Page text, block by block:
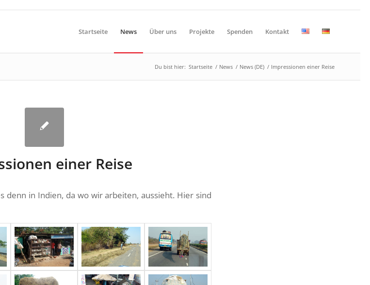
Startseite News Über uns Projekte Spenden Kontakt
Du bist hier: Startseite / News / News (DE) / Impressionen einer Reise
einer Reise
denn in Indien, da wo wir arbeiten, aussieht. Hier sind